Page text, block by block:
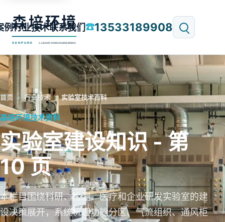
例行业技术联系我们☎13533189908
首页 行业技术 实验室技术百科
森培环境技术资料
实验室建设知识 - 第
10 页
本栏目围绕科研、检测、医疗和企业研发实验室的建
设决策展开，系统梳理功能分区、气流组织、通风柜